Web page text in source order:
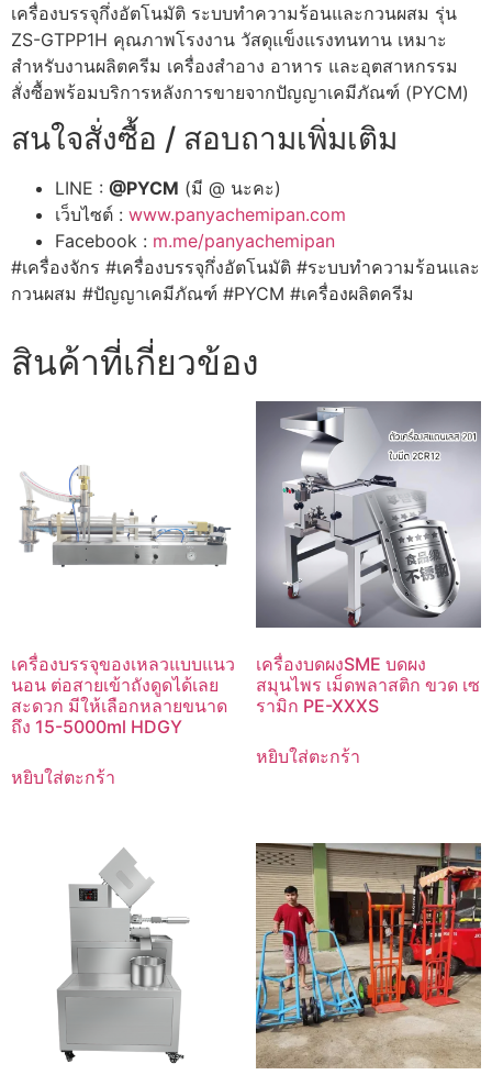
เครื่องบรรจุกึ่งอัตโนมัติ ระบบทำความร้อนและกวนผสม รุ่น
ZS-GTPP1H คุณภาพโรงงาน วัสดุแข็งแรงทนทาน เหมาะ
สำหรับงานผลิตครีม เครื่องสำอาง อาหาร และอุตสาหกรรม
สั่งซื้อพร้อมบริการหลังการขายจากปัญญาเคมีภัณฑ์ (PYCM)
สนใจสั่งซื้อ / สอบถามเพิ่มเติม
LINE : @PYCM (มี @ นะคะ)
เว็บไซต์ : www.panyachemipan.com
Facebook : m.me/panyachemipan
#เครื่องจักร #เครื่องบรรจุกึ่งอัตโนมัติ #ระบบทำความร้อนและ
กวนผสม #ปัญญาเคมีภัณฑ์ #PYCM #เครื่องผลิตครีม
สินค้าที่เกี่ยวข้อง
เครื่องบรรจุของเหลวแบบแนว
นอน ต่อสายเข้าถังดูดได้เลย
สะดวก มีให้เลือกหลายขนาด
ถึง 15-5000ml HDGY
หยิบใส่ตะกร้า
เครื่องบดผงSME บดผง
สมุนไพร เม็ดพลาสติก ขวด เซ
รามิก PE-XXXS
หยิบใส่ตะกร้า